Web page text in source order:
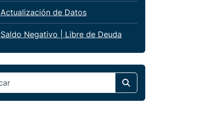
Actualización de Datos
Saldo Negativo | Libre de Deuda